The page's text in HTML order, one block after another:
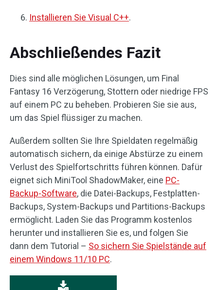
Installieren Sie Visual C++.
Abschließendes Fazit
Dies sind alle möglichen Lösungen, um Final
Fantasy 16 Verzögerung, Stottern oder niedrige FPS
auf einem PC zu beheben. Probieren Sie sie aus,
um das Spiel flüssiger zu machen.
Außerdem sollten Sie Ihre Spieldaten regelmäßig
automatisch sichern, da einige Abstürze zu einem
Verlust des Spielfortschritts führen können. Dafür
eignet sich MiniTool ShadowMaker, eine PC-
Backup-Software, die Datei-Backups, Festplatten-
Backups, System-Backups und Partitions-Backups
ermöglicht. Laden Sie das Programm kostenlos
herunter und installieren Sie es, und folgen Sie
dann dem Tutorial – So sichern Sie Spielstände auf
einem Windows 11/10 PC.